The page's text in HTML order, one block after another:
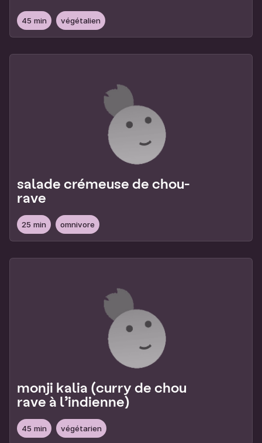
45 min végétalien
salade crémeuse de chou-
rave
25 min omnivore
monji kalia (curry de chou
rave à l’indienne)
45 min végétarien